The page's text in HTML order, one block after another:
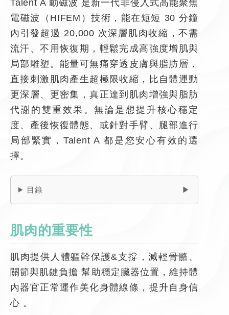
Talent A 動磁波 是新一代非侵入式高能聚焦
電磁波（HIFEM）技術，能在短短 30 分鐘
內引發超過 20,000 次深層肌肉收縮，不需
流汗、不用恢復期，輕鬆完成高強度增肌與
局部雕塑。能量可無痛穿透皮膚與脂肪層，
直接刺激肌肉產生超極限收縮，比自體運動
更深層、更密集，真正達到肌肉增強與脂肪
代謝的雙重效果。無論是想提升核心穩定
度、產後恢復體態、或針對手臂、腿部進行
局部緊實，Talent A 都是您安心有效的選
擇。
目錄
肌肉的重要性
肌肉提供人體軀幹保護&支撐，減輕骨骼、
關節與肌鍵負擔 幫助穩定臟器位置，維持體
內器官正常運作美化身體線條，提升自身信
心 。